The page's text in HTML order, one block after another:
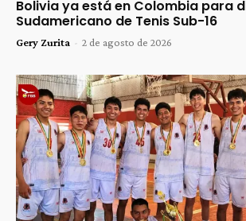
Bolivia ya está en Colombia para
Sudamericano de Tenis Sub-16
Gery Zurita - 2 de agosto de 2026